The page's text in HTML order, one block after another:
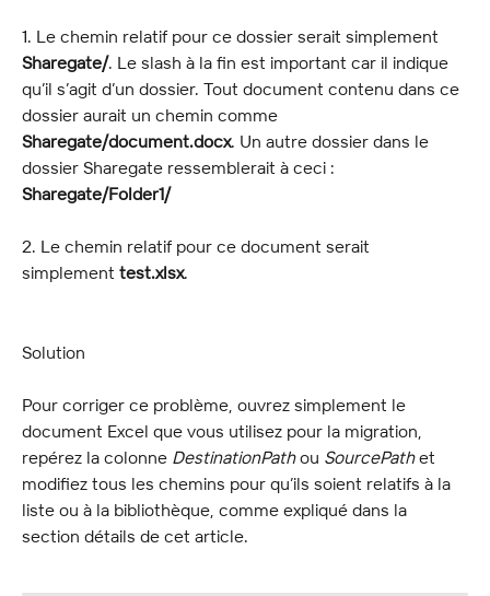
1. Le chemin relatif pour ce dossier serait simplement
Sharegate/. Le slash à la fin est important car il indique
qu’il s’agit d’un dossier. Tout document contenu dans ce
dossier aurait un chemin comme
Sharegate/document.docx. Un autre dossier dans le
dossier Sharegate ressemblerait à ceci :
Sharegate/Folder1/
2. Le chemin relatif pour ce document serait
simplement test.xlsx.
Solution
Pour corriger ce problème, ouvrez simplement le
document Excel que vous utilisez pour la migration,
repérez la colonne DestinationPath ou SourcePath et
modifiez tous les chemins pour qu’ils soient relatifs à la
liste ou à la bibliothèque, comme expliqué dans la
section détails de cet article.